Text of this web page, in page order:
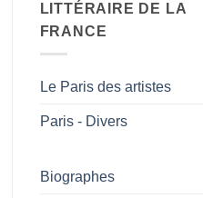
LITTÉRAIRE DE LA
FRANCE
Le Paris des artistes
Paris - Divers
Biographes